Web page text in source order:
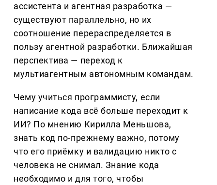
ассистента и агентная разработка —
существуют параллельно, но их
соотношение перераспределяется в
пользу агентной разработки. Ближайшая
перспектива — переход к
мультиагентным автономным командам.
Чему учиться программисту, если
написание кода всё больше переходит к
ИИ? По мнению Кирилла Меньшова,
знать код по-прежнему важно, потому
что его приёмку и валидацию никто с
человека не снимал. Знание кода
необходимо и для того, чтобы